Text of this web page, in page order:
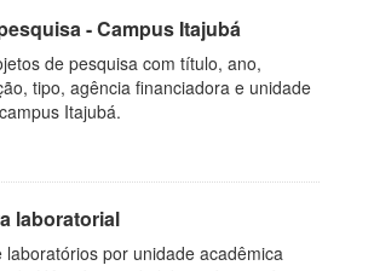
- Campus Itajubá
de pesquisa com título, ano,
tipo, agência financiadora e unidade
Itajubá.
laboratorial
laboratórios por unidade acadêmica